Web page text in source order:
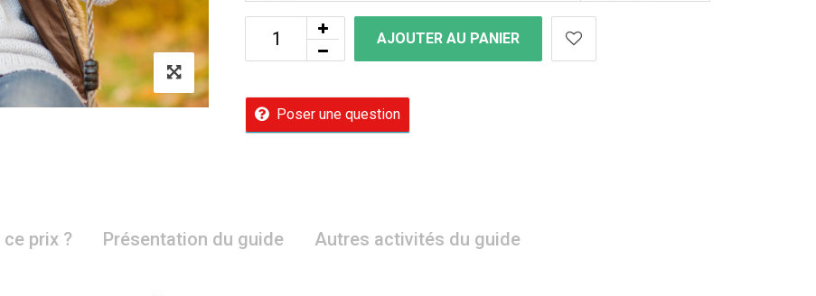
AJOUTER AU PANIER
Poser une question
prix ? Présentation du guide Autres activités du guide